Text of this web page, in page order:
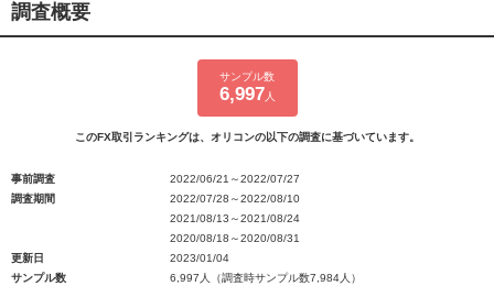
調査概要
サンプル数
6,997 人
このFX取引ランキングは、オリコンの以下の調査に基づいています。
事前調査
2022/06/21～2022/07/27
調査期間
2022/07/28～2022/08/10
2021/08/13～2021/08/24
2020/08/18～2020/08/31
更新日
2023/01/04
サンプル数
6,997人（調査時サンプル数7,984人）